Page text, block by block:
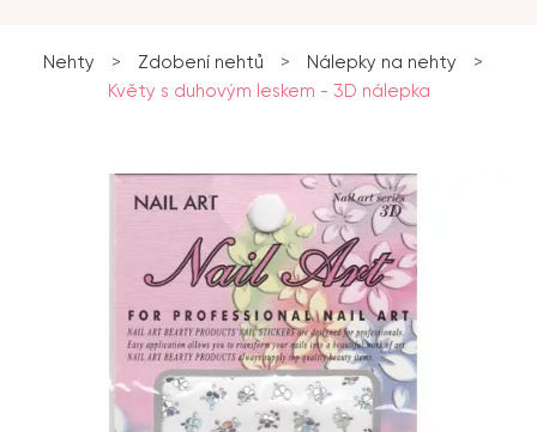
Nehty > Zdobení nehtů > Nálepky na nehty
>
Květy s duhovým leskem - 3D nálepka